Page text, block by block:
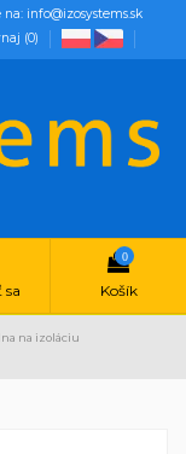
info@izosystems.sk
(0)
sa
0
Košík
na izoláciu